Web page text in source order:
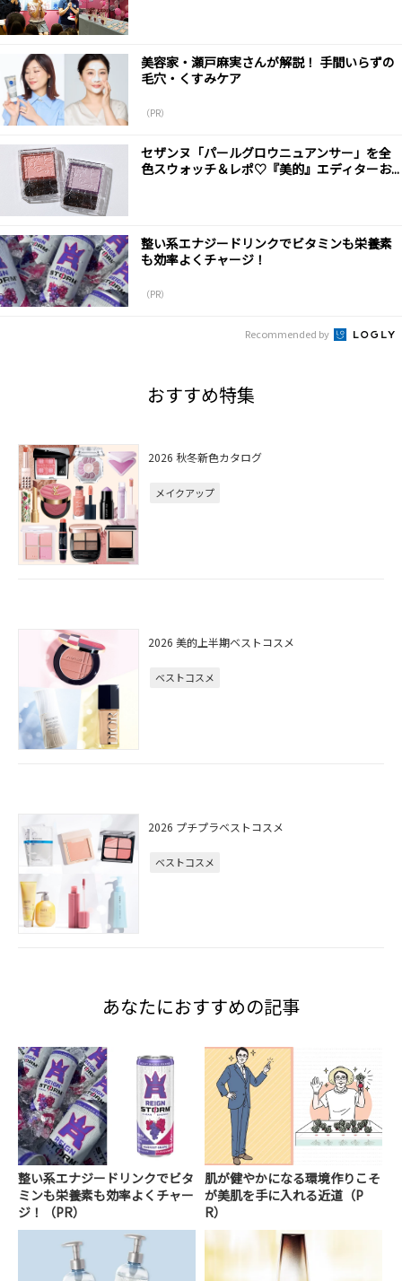
美容家・瀬戸麻実さんが解説！ 手間いらずの
毛穴・くすみケア
（PR）
セザンヌ「パールグロウニュアンサー」を全
色スウォッチ＆レポ♡『美的』エディターお...
整い系エナジードリンクでビタミンも栄養素
も効率よくチャージ！
（PR）
Recommended by
おすすめ特集
2026 秋冬新色カタログ
メイクアップ
2026 美的上半期ベストコスメ
ベストコスメ
2026 プチプラベストコスメ
ベストコスメ
あなたにおすすめの記事
整い系エナジードリンクでビタ
ミンも栄養素も効率よくチャー
ジ！（PR）
肌が健やかになる環境作りこそ
が美肌を手に入れる近道（P
R）